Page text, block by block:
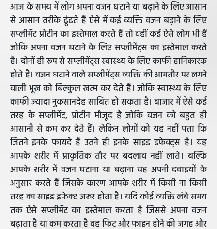
आज के समय में लोग अपना वजन घटाने या बढ़ाने के लिए आसान
से आसान तरीके ढूंढते हैं ऐसे में कई व्यक्ति वजन बढ़ाने के लिए
सप्लीमेंट प्रोटीन का इस्तेमाल करते हैं तो वहीं कई ऐसे लोग भी हैं
जोकि अपना वजन घटाने के लिए सप्लीमेंट्स का इस्तेमाल करते
है। दोनों ही रूप से सप्लीमेंट्स स्वास्थ्य के लिए काफी हानिकारक
होते है। वजन घटाने वाले सप्लीमेंट्स व्यक्ति की आमतौर पर लगने
वाली भूख को बिल्कुल खत्म कर देते हैं। जोकि स्वास्थ्य के लिए
काफी ज्यादा नुकसानदेह साबित हो सकता है। बाजार में ऐसे कई
तरह के सप्लीमेंट, प्रोटीन मौजूद है जोकि वजन को बहुत ही
आसानी से कम कर देते हैं। लेकिन लोगों को यह नहीं पता कि
जितने इनके फायदे हैं उतने ही इनके साइड इफेक्ट्स है। यह
आपके शरीर में प्राकृतिक तौर पर बदलाव नहीं लाते। बल्कि
आपके शरीर में वजन घटाना या बढ़ाना यह अपनी दवाइयों के
अनुसार करते हैं जिसके कारण आपके शरीर में किसी ना किसी
तरह का साइड इफेक्ट जरूर होता है। यदि कोई व्यक्ति लंबे समय
तक ऐसे सप्लीमेंट का इस्तेमाल करता है जिससे अपना वजन
बढ़ाता है या कम करता है वह फिट और फाइन होने की जगह और